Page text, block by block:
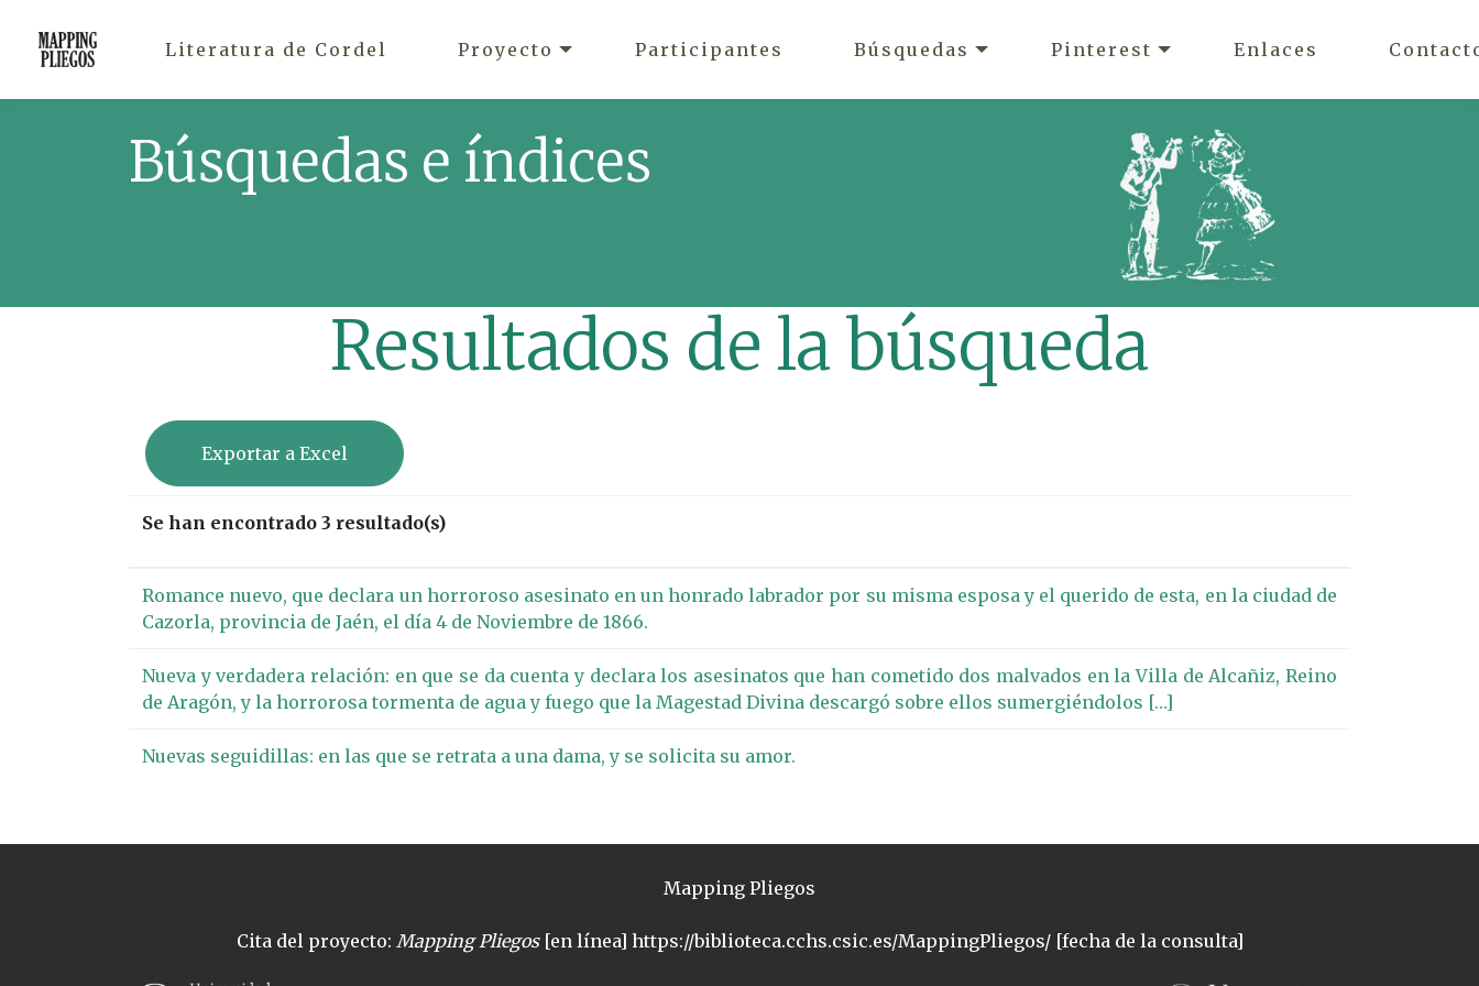
Literatura de Cordel Proyecto Participantes Búsquedas Pinterest Enlaces
Búsquedas e índices
Resultados de la búsqueda
Exportar a Excel
Se han encontrado 3 resultado(s)
Romance nuevo, que declara un horroroso asesinato en un honrado labrador por su misma esposa y el querido de esta, en la ciudad de
Cazorla, provincia de Jaén, el día 4 de Noviembre de 1866.
Nueva y verdadera relación: en que se da cuenta y declara los asesinatos que han cometido dos malvados en la Villa de Alcañiz, Reino
de Aragón, y la horrorosa tormenta de agua y fuego que la Magestad Divina descargó sobre ellos sumergiéndolos […]
Nuevas seguidillas: en las que se retrata a una dama, y se solicita su amor.
Mapping Pliegos
Cita del proyecto: Mapping Pliegos[en línea] https://biblioteca.cchs.csic.es/MappingPliegos/ [fecha de la consulta]